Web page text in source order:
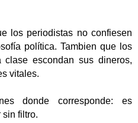
los periodistas no confiesen
política. Tambien que los
escondan sus dineros,
vitales.
donde corresponde: es
filtro.